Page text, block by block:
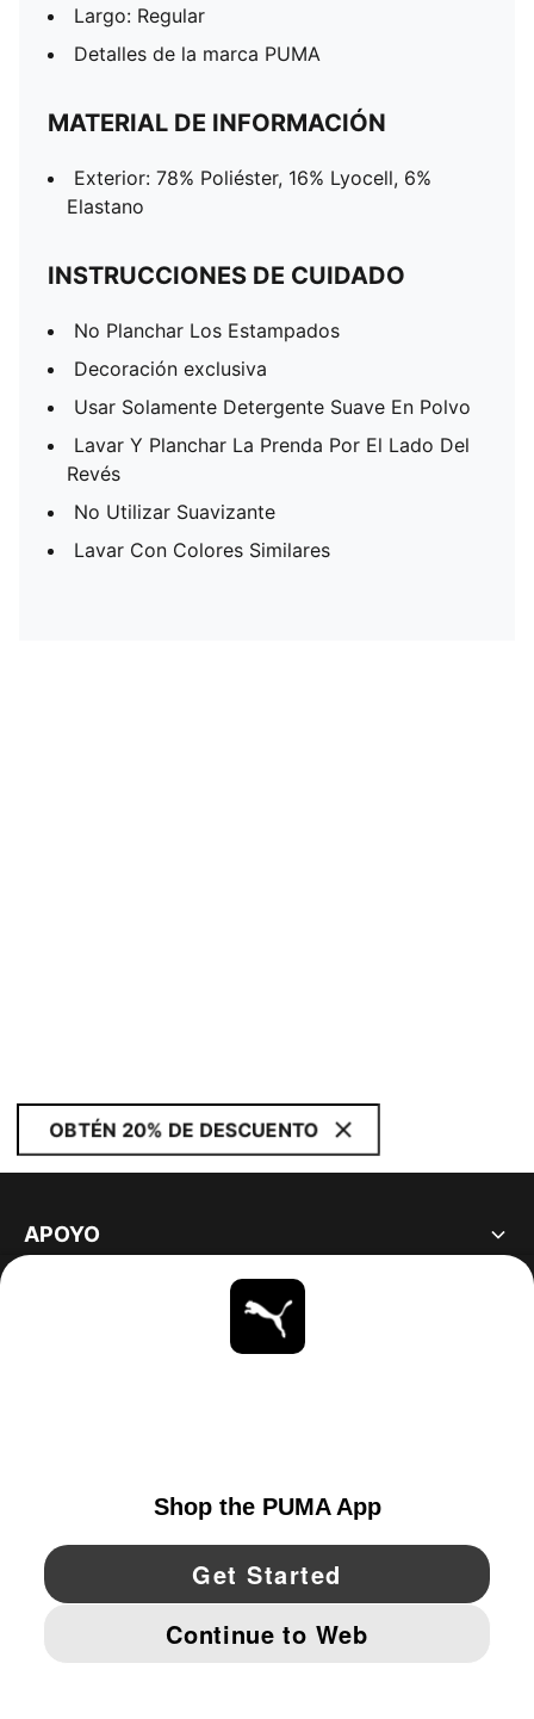
Largo: Regular
Detalles de la marca PUMA
MATERIAL DE INFORMACIÓN
Exterior: 78% Poliéster, 16% Lyocell, 6%
Elastano
INSTRUCCIONES DE CUIDADO
No Planchar Los Estampados
Decoración exclusiva
Usar Solamente Detergente Suave En Polvo
Lavar Y Planchar La Prenda Por El Lado Del
Revés
No Utilizar Suavizante
Lavar Con Colores Similares
OBTÉN 20% DE DESCUENTO
APOYO
YouTube Twitter Pinterest
IMPRINT AND LEGAL DATA